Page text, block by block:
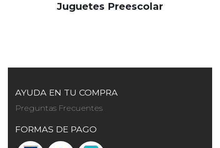
Juguetes Preescolar
AYUDA EN TU COMPRA
Preguntas Frecuentes
FORMAS DE PAGO